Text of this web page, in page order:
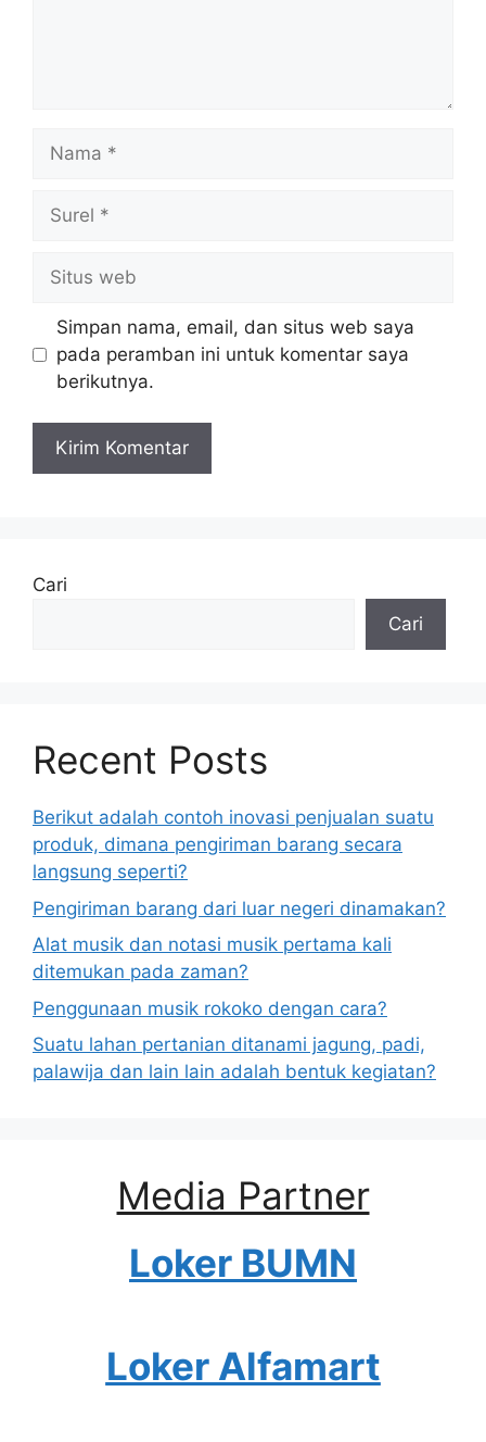
web
Simpan nama, email, dan situs web saya
pada peramban ini untuk komentar saya
berikutnya.
Cari
Cari
Recent Posts
Berikut adalah contoh inovasi penjualan suatu
produk, dimana pengiriman barang secara
langsung seperti?
Pengiriman barang dari luar negeri dinamakan?
Alat musik dan notasi musik pertama kali
ditemukan pada zaman?
Penggunaan musik rokoko dengan cara?
Suatu lahan pertanian ditanami jagung, padi,
palawija dan lain lain adalah bentuk kegiatan?
Media Partner
Loker BUMN
Loker Alfamart